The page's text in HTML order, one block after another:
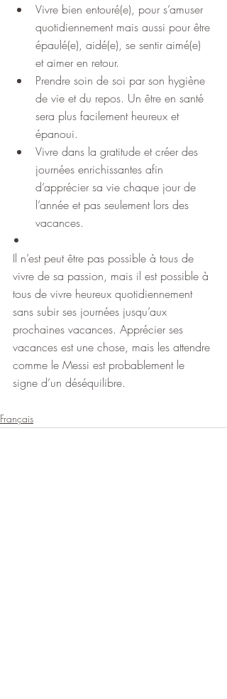
Vivre bien entouré(e), pour s’amuser
quotidiennement mais aussi pour être
épaulé(e), aidé(e), se sentir aimé(e)
et aimer en retour.
Prendre soin de soi par son hygiène
de vie et du repos. Un être en santé
sera plus facilement heureux et
épanoui.
Vivre dans la gratitude et créer des
journées enrichissantes afin
d’apprécier sa vie chaque jour de
l’année et pas seulement lors des
vacances.
•
Il n’est peut être pas possible à tous de
vivre de sa passion, mais il est possible à
tous de vivre heureux quotidiennement
sans subir ses journées jusqu’aux
prochaines vacances. Apprécier ses
vacances est une chose, mais les attendre
comme le Messi est probablement le
signe d’un déséquilibre.
Français